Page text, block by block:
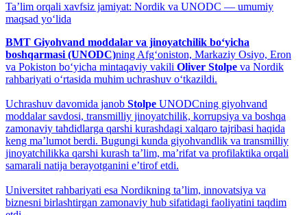
Taʼlim orqali xavfsiz jamiyat: Nordik va UNODC — umumiy
maqsad yo‘lida
BMT Giyohvand moddalar va jinoyatchilik bo‘yicha
boshqarmasi (UNODC)ning Afg‘oniston, Markaziy Osiyo, Eron
va Pokiston bo‘yicha mintaqaviy vakili Oliver Stolpe va Nordik
rahbariyati o‘rtasida muhim uchrashuv o‘tkazildi.
Uchrashuv davomida janob Stolpe UNODCning giyohvand
moddalar savdosi, transmilliy jinoyatchilik, korrupsiya va boshqa
zamonaviy tahdidlarga qarshi kurashdagi xalqaro tajribasi haqida
keng maʼlumot berdi. Bugungi kunda giyohvandlik va transmilliy
jinoyatchilikka qarshi kurash taʼlim, maʼrifat va profilaktika orqali
samarali natija berayotganini eʼtirof etdi.
Universitet rahbariyati esa Nordikning taʼlim, innovatsiya va
biznesni birlashtirgan zamonaviy hub sifatidagi faoliyatini taqdim